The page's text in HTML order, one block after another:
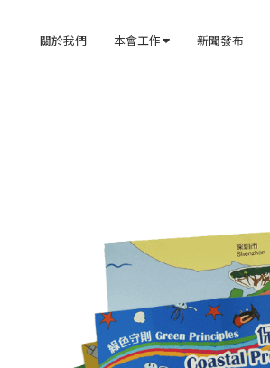
關於我們 本會工作  新聞發布